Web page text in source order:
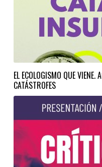
EL ECOLOGISMO QUE
CATÁSTROFES